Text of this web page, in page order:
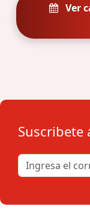
Ver
Suscribete